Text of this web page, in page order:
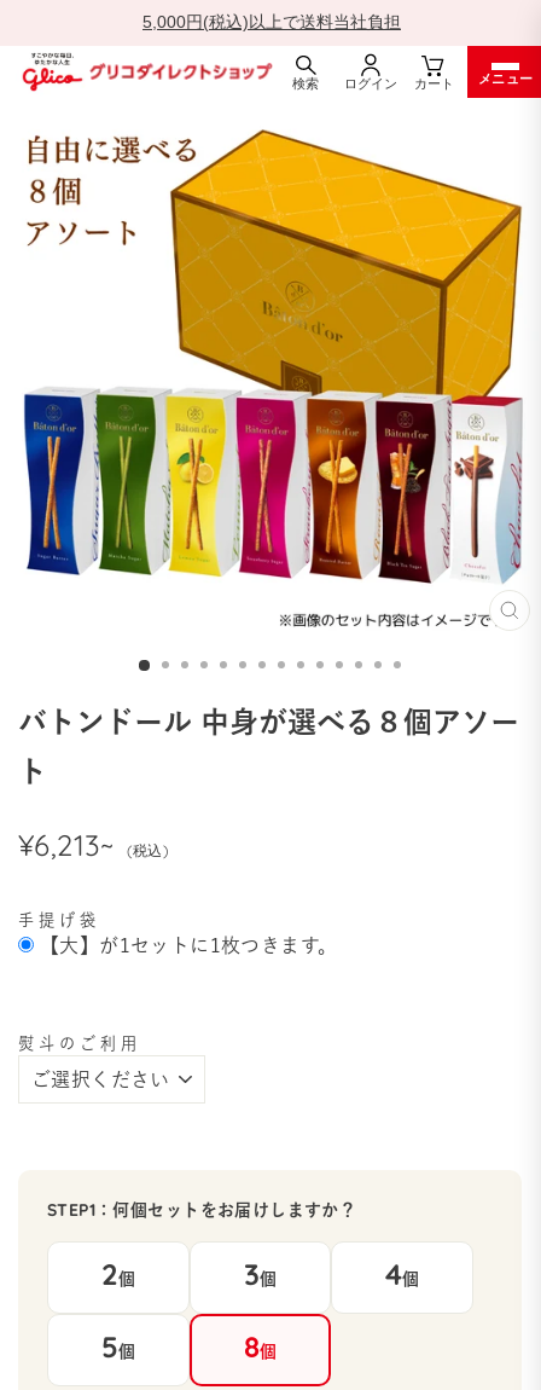
一
時
止
5,000円(税込)以上で送料当社負担
検索 ログイン カート メニュー
閉
バトンドール 中身が選べる８個アソー
ト
¥6,213~
手提げ袋
【大】が1セットに1枚つきます。
熨斗のご利用
STEP1：何個セットをお届けしますか？
2個 3個 4個
5個 8個